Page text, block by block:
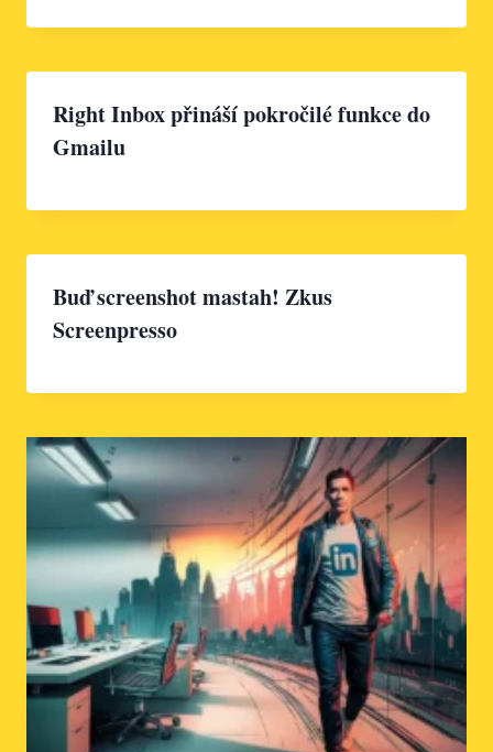
Right Inbox přináší pokročilé funkce do
Gmailu
Buď screenshot mastah! Zkus
Screenpresso